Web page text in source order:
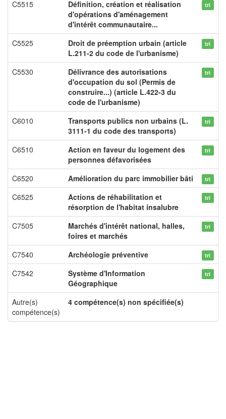
C5515
Définition, création et réalisation
d'opérations d'aménagement
d'intérêt communautaire...
tri
C5525
Droit de préemption urbain (article
L.211-2 du code de l'urbanisme)
tri
C5530
Délivrance des autorisations
d'occupation du sol (Permis de
construire...) (article L.422-3 du
code de l'urbanisme)
tri
C6010
Transports publics non urbains (L.
3111-1 du code des transports)
tri
C6510
Action en faveur du logement des
personnes défavorisées
tri
C6520 Amélioration du parc immobilier bâti tri
C6525
Actions de réhabilitation et
résorption de l'habitat insalubre
tri
C7505
Marchés d'intérêt national, halles,
foires et marchés
tri
C7540 Archéologie préventive tri
C7542
Système d'Information
Géographique
tri
Autre(s)
compétence(s)
4 compétence(s) non spécifiée(s)